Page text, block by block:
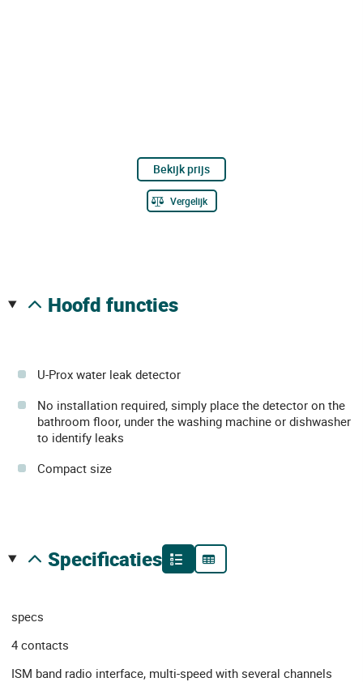
Bekijk prijs
Vergelijk
hoofd functies
U-Prox water leak detector
No installation required, simply place the detector on the
bathroom floor, under the washing machine or dishwasher
to identify leaks
Compact size
specificaties
specs
4 contacts
ISM band radio interface, multi-speed with several channels